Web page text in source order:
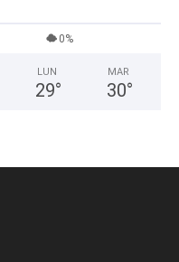
0%
LUN
29°
MAR
30°